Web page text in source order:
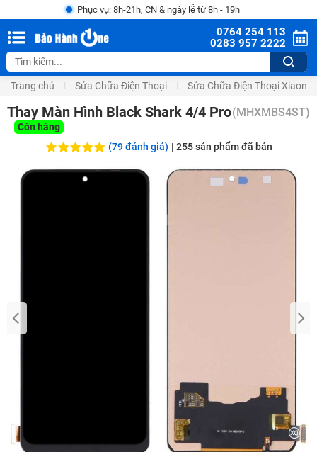
Phục vụ: 8h-21h, CN & ngày lễ từ 8h - 19h
0764 254 113
0283 957 2222
Trang chủ Sửa Chữa Điện Thoại Sửa Chữa Điện Thoại Xiaomi
Thay Màn Hình Black Shark 4/4 Pro(MHXMBS4ST)
Còn hàng
(79 đánh giá) | 255sản phẩm đã bán